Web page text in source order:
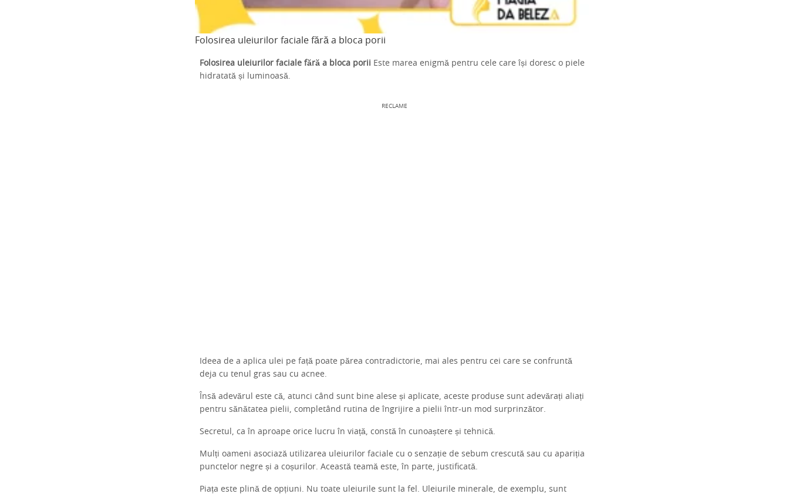
Folosirea uleiurilor faciale fără a bloca porii
Folosirea uleiurilor faciale fără a bloca porii Este marea enigmă pentru cele care își doresc o piele
hidratată și luminoasă.
RECLAME
Ideea de a aplica ulei pe față poate părea contradictorie, mai ales pentru cei care se confruntă
deja cu tenul gras sau cu acnee.
Însă adevărul este că, atunci când sunt bine alese și aplicate, aceste produse sunt adevărați aliați
pentru sănătatea pielii, completând rutina de îngrijire a pielii într-un mod surprinzător.
Secretul, ca în aproape orice lucru în viață, constă în cunoaștere și tehnică.
Mulți oameni asociază utilizarea uleiurilor faciale cu o senzație de sebum crescută sau cu apariția
punctelor negre și a coșurilor. Această teamă este, în parte, justificată.
Piața este plină de opțiuni. Nu toate uleiurile sunt la fel. Uleiurile minerale, de exemplu, sunt